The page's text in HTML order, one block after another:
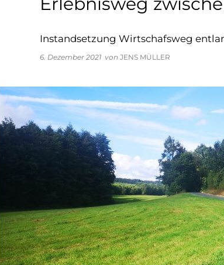
Schulen & Kindertagesstätte
Nützliches
Instandsetzung Wirtschafsweg
6. Dezember 2021 von JENS MÜLLER